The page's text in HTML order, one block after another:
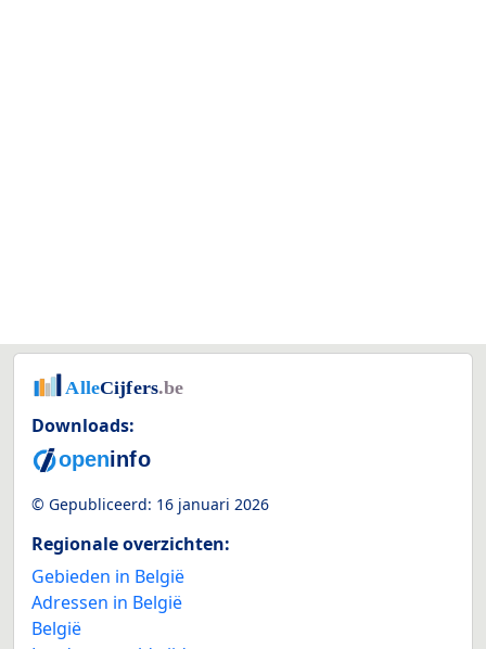
Downloads:
© Gepubliceerd: 16 januari 2026
Regionale overzichten:
Gebieden in België
Adressen in België
België